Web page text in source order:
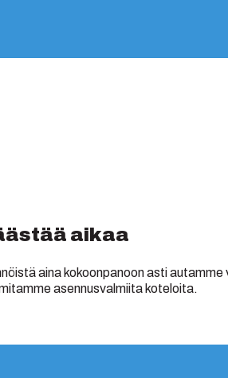
aikaa
aina kokoonpanoon asti autamme
asennusvalmiita koteloita.